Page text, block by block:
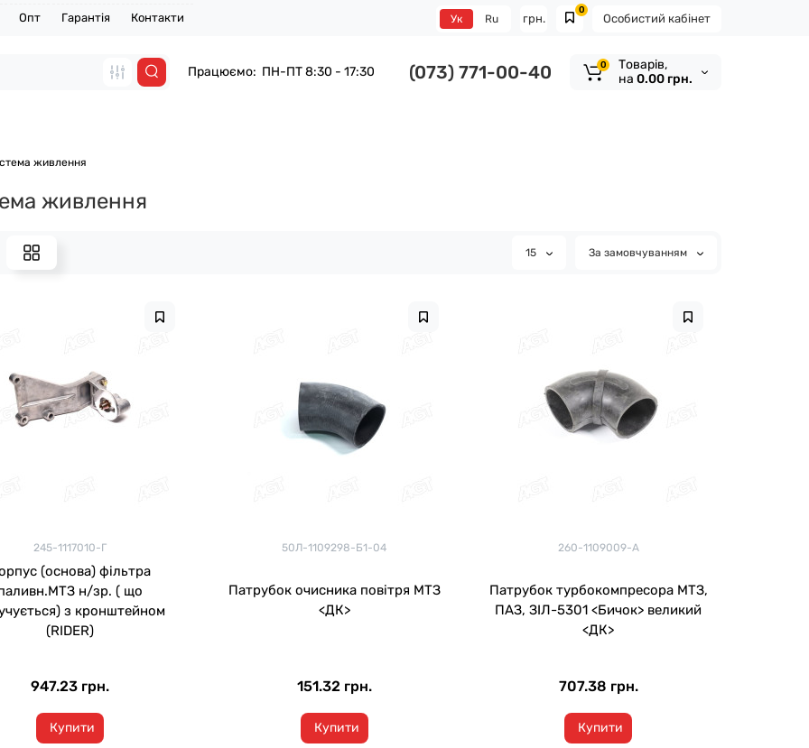
Опт Гарантія Контакти Особистий кабінет
0
грн.
Ук Ru
Працюємо: ПН-ПТ 8:30 - 17:30 (073) 771-00-40 0
Tоварів,
на 0.00 грн.
живлення
живлення
15 За замовчуванням
245-1117010-Г
(основа) фільтра
н/зр. ( що
з кронштейном
(RIDER)
947.23 грн.
Купити
50Л-1109298-Б1-04
Патрубок очисника повітря МТЗ
<ДК>
151.32 грн.
Купити
260-1109009-А
Патрубок турбокомпресора МТЗ,
ПАЗ, ЗІЛ-5301 <Бичок> великий
<ДК>
707.38 грн.
Купити